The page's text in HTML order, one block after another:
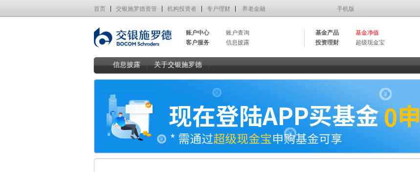
首页 交银施罗德资管 机构投资者 专户理财 养老金融 手机版
账户中心
账户查询
客户服务
信息披露
基金产品
基金净值
投资理财
超级现金宝
信息披露 关于交银施罗德